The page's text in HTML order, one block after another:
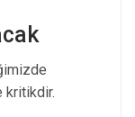
kritikdir.